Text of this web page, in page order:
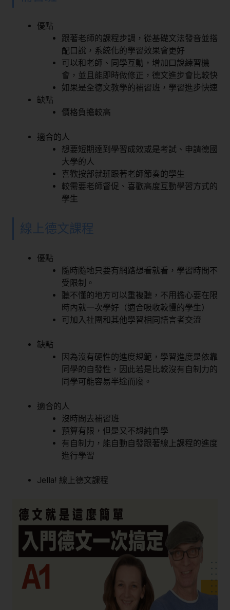
優點
跟著老師的課程步調，從基礎文法發音並搭
配口說，系統化的學習效果會更好
可以和老師、同學互動，增加口說練習機
會，並且能即時做修正，德文進步會比較快
如果是全德文教學的補習班，學習進步快速
缺點
價格負擔較高
適合的人
想要短期達到學習成效或是考試、申請德國
大學的人
喜歡按部就班跟著老師節奏的學生
較需要老師督促、喜歡高度互動學習方式的
學生
線上德文課程
優點
隨時隨地只要有網路想看就看，學習時間不
受限制。
聽不懂的地方可以重複聽，不用擔心要在限
時內就一次學好（適合吸收較慢的學生）
可加入社團和其他學習相同語言者交流
缺點
因為沒有硬性的進度規範，學習進度是依靠
同學的自發性，因此若是比較沒有自制力的
同學可能容易半途而廢。
適合的人
沒時間去補習班
預算有限，但是又不想純自學
有自制力，能自動自發跟著線上課程的進度
進行學習
Jella! 線上德文課程